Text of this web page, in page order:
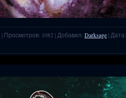
| Просмотров: 1082 | Добавил: Darksage | Дата: